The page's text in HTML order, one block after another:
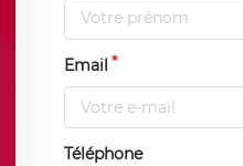
Email
Téléphone